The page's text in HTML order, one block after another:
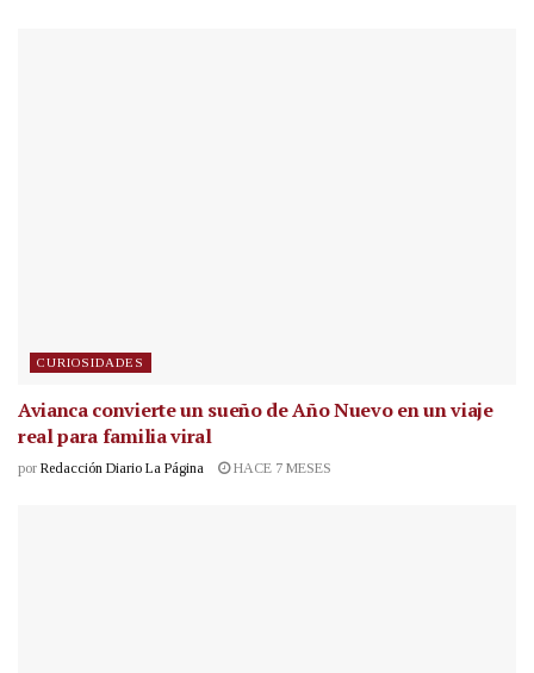
CURIOSIDADES
Avianca convierte un sueño de Año Nuevo en un viaje
real para familia viral
por Redacción Diario La Página HACE 7 MESES